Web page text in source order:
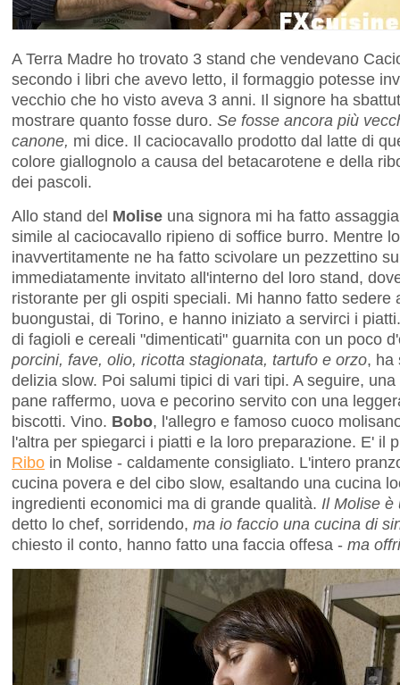
A Terra Madre ho trovato 3 stand che vendevano
secondo i libri che avevo letto, il formaggio potesse
vecchio che ho visto aveva 3 anni. Il signore ha
mostrare quanto fosse duro. Se fosse ancora più
canone, mi dice. Il caciocavallo prodotto dal latte di
colore giallognolo a causa del betacarotene e della
dei pascoli.
Allo stand del Molise una signora mi ha fatto
simile al caciocavallo ripieno di soffice burro. Mentre
inavvertitamente ne ha fatto scivolare un pezzettino
immediatamente invitato all'interno del loro stand,
ristorante per gli ospiti speciali. Mi hanno fatto sedere
buongustai, di Torino, e hanno iniziato a servirci i
di fagioli e cereali "dimenticati" guarnita con un poco
porcini, fave, olio, ricotta stagionata, tartufo e orzo, ha
delizia slow. Poi salumi tipici di vari tipi. A seguire,
pane raffermo, uova e pecorino servito con una
biscotti. Vino. Bobo, l'allegro e famoso cuoco
l'altra per spiegarci i piatti e la loro preparazione. E' il
Ribo in Molise - caldamente consigliato. L'intero
cucina povera e del cibo slow, esaltando una cucina
ingredienti economici ma di grande qualità. Il Molise è
detto lo chef, sorridendo, ma io faccio una cucina di
chiesto il conto, hanno fatto una faccia offesa - ma